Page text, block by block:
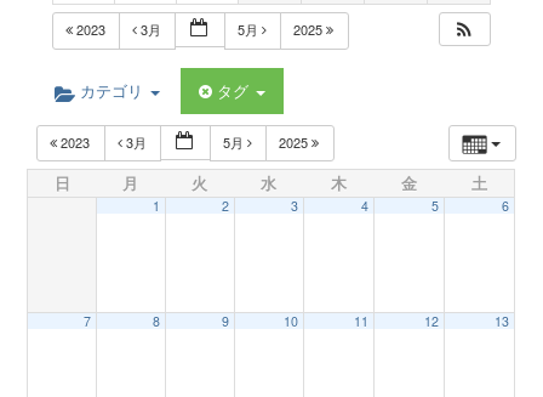
t
i
2023 3月 5月 2025
カテゴリ タグ
2023 3月 5月 2025
日 月 火 水 木 金 土
1 2 3 4 5 6
7 8 9 10 11 12 13